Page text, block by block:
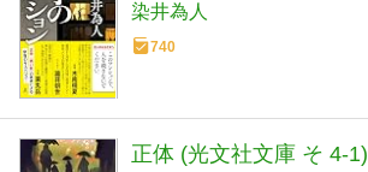
染井為人
740
正体 (光文社文庫 そ 4-1)